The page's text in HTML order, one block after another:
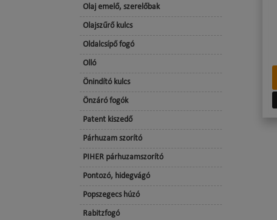
Olaj emelő, szerelőbak
Olajszűrő kulcs
Oldalcsípő fogó
Olló
Önindító kulcs
Önzáró fogók
Patent kiszedő
Párhuzam szorító
PIHER párhuzamszorító
Pontozó, hidegvágó
Popszegecs húzó
Rabitzfogó